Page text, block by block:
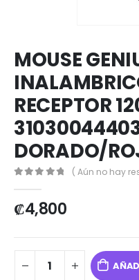
MOUSE
RECEPTOR
DORADO/
( Aún no hay
₡4,800